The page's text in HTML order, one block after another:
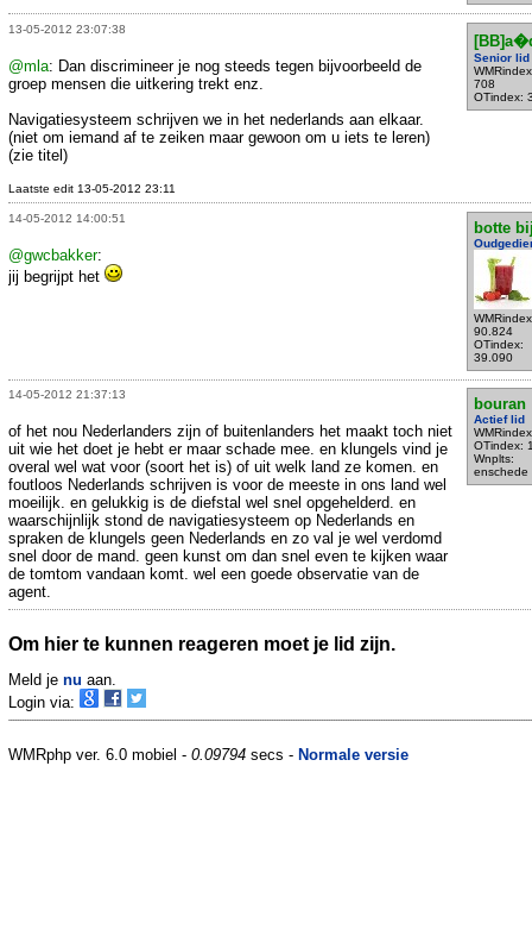
13-05-2012 23:07:38
Senior lid
708
OTindex:
@mla: Dan discrimineer je nog steeds tegen bijvoorbeeld de
groep mensen die uitkering trekt enz.
Navigatiesysteem schrijven we in het nederlands aan elkaar.
(niet om iemand af te zeiken maar gewoon om u iets te leren)
(zie titel)
Laatste edit 13-05-2012 23:11
14-05-2012 14:00:51
botte
90.824
OTindex:
39.090
@gwcbakker:
jij begrijpt het
14-05-2012 21:37:13
bouran
Actief lid
OTindex:
Wnplts:
enschede
of het nou Nederlanders zijn of buitenlanders het maakt toch niet
uit wie het doet je hebt er maar schade mee. en klungels vind je
overal wel wat voor (soort het is) of uit welk land ze komen. en
foutloos Nederlands schrijven is voor de meeste in ons land wel
moeilijk. en gelukkig is de diefstal wel snel opgehelderd. en
waarschijnlijk stond de navigatiesysteem op Nederlands en
spraken de klungels geen Nederlands en zo val je wel verdomd
snel door de mand. geen kunst om dan snel even te kijken waar
de tomtom vandaan komt. wel een goede observatie van de
agent.
Om hier te kunnen reageren moet je lid zijn.
Meld je nu aan.
Login via:
WMRphp ver. 6.0 mobiel - 0.09794 secs - Normale versie